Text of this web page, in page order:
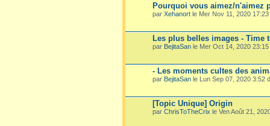
Pourquoi vous aimez/n'aimez
par Xehanort le Mer Nov 11, 2020
Les plus belles images - Time
par BejitaSan le Mer Oct 14, 2020
- Les moments cultes des
par BejitaSan le Lun Sep 07, 2020 3:52
[Topic Unique] Origin
par ChrisToTheCrix le Ven Août 21,